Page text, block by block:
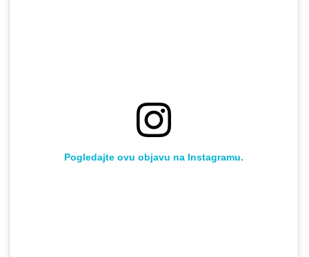
Pogledajte ovu objavu na Instagramu.